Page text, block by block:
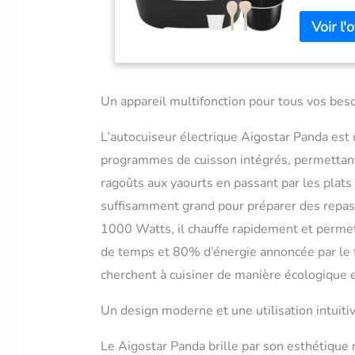
légumes,
niveaux
cooker
de
l'avance
[Sécurité
(limitation
anti-
assurent
cuve
portions
Un appareil multifonction pour tous vos
L’autocuiseur électrique Aigostar Panda
programmes de cuisson intégrés,
ragoûts aux yaourts en passant par les
suffisamment grand pour préparer des
1000 Watts, il chauffe rapidement et
de temps et 80% d’énergie annoncée par
cherchent à cuisiner de manière écologique
Un design moderne et une utilisation
Le Aigostar Panda brille par son esthétique